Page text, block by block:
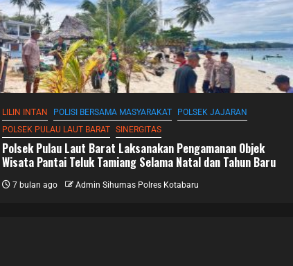
LILIN INTAN POLISI BERSAMA MASYARAKAT
POLSEK JAJARAN
POLSEK PULAU LAUT BARAT SINERGITAS
Polsek Pulau Laut Barat Laksanakan Pengamanan Objek
Wisata Pantai Teluk Tamiang Selama Natal dan Tahun Baru
7 bulan ago Admin Sihumas Polres Kotabaru